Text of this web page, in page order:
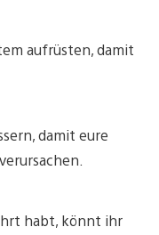
aufrüsten, damit
damit eure
habt, könnt ihr